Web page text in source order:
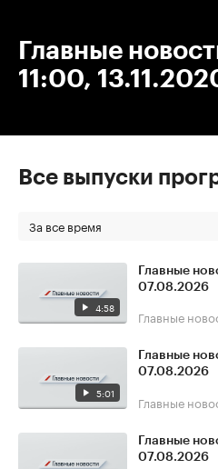
Главные
11:00,
Все выпуски
За все время
4:58
Главные
07.08.2026
Главные
5:01
Главные
07.08.2026
Главные
Главные
07.08.2026